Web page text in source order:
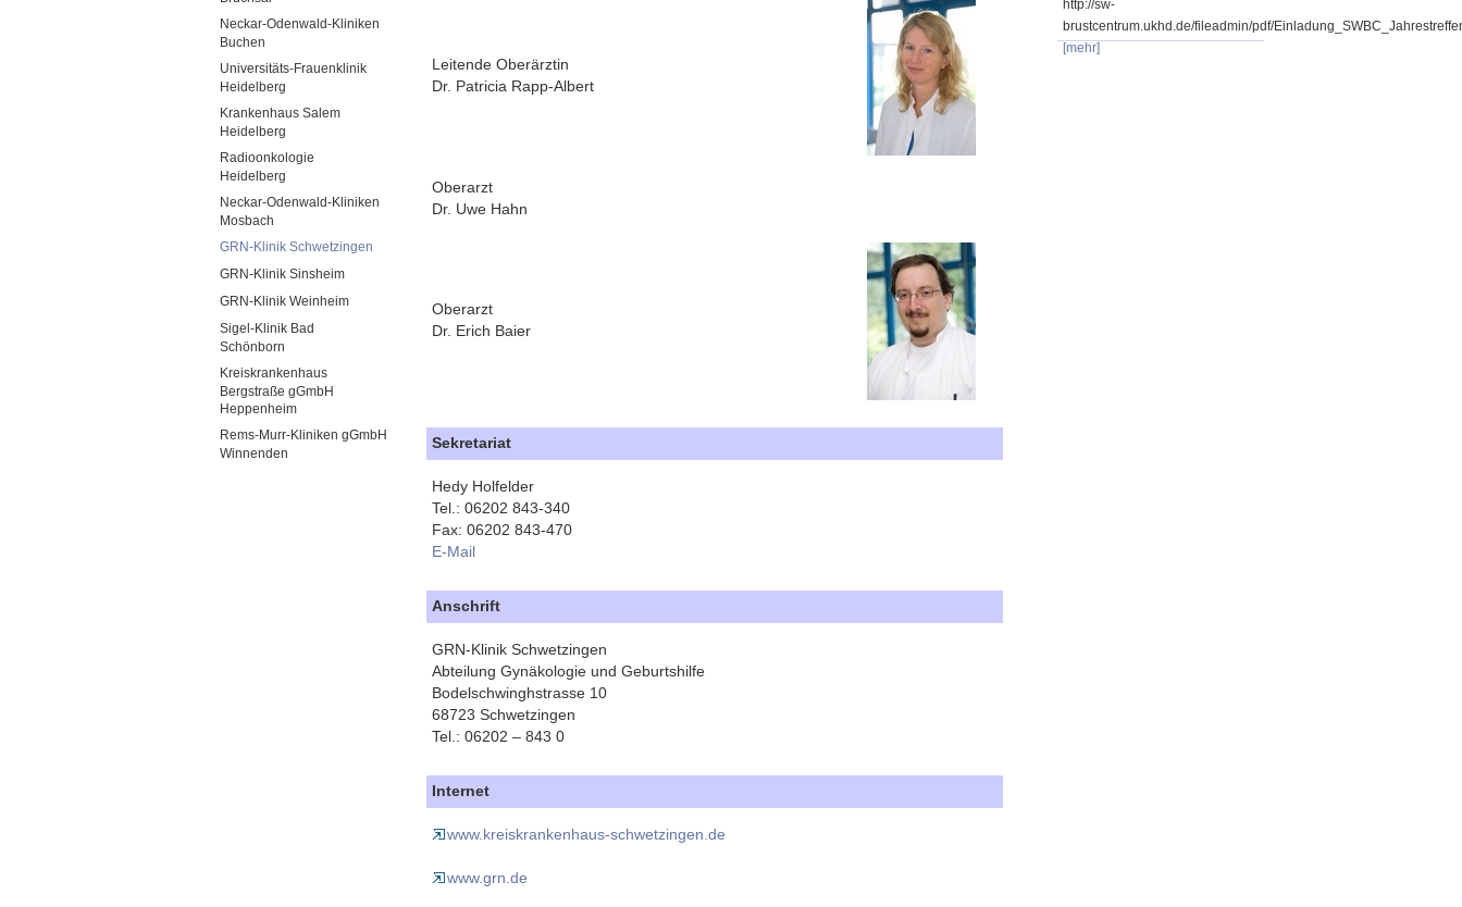
Neckar-Odenwald-Kliniken
Buchen
Universitäts-Frauenklinik
Heidelberg
Krankenhaus Salem
Heidelberg
Radioonkologie
Heidelberg
Neckar-Odenwald-Kliniken
Mosbach
GRN-Klinik Schwetzingen
GRN-Klinik Sinsheim
GRN-Klinik Weinheim
Sigel-Klinik Bad
Schönborn
Kreiskrankenhaus
Bergstraße gGmbH
Heppenheim
Rems-Murr-Kliniken gGmbH
Winnenden
Leitende Oberärztin
Dr. Patricia Rapp-Albert
Oberarzt
Dr. Uwe Hahn
Oberarzt
Dr. Erich Baier
Sekretariat
Hedy Holfelder
Tel.: 06202 843-340
Fax: 06202 843-470
E-Mail
Anschrift
GRN-Klinik Schwetzingen
Abteilung Gynäkologie und Geburtshilfe
Bodelschwinghstrasse 10
68723 Schwetzingen
Tel.: 06202 – 843 0
Internet
www.kreiskrankenhaus-schwetzingen.de
www.grn.de
http://sw-
brustcentrum.ukhd.de/fileadmin/pdf/
[mehr]